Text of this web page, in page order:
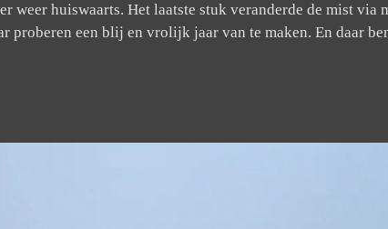
huiswaarts. Het laatste stuk veranderde de mist via
proberen een blij en vrolijk jaar van te maken. En daar